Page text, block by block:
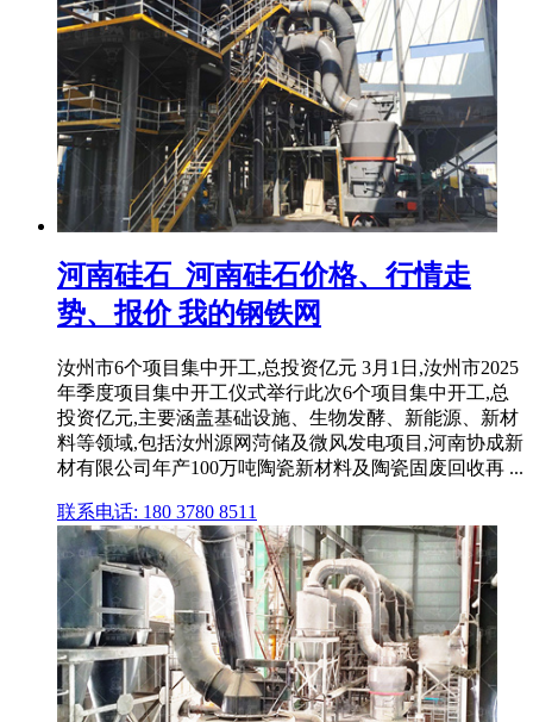
河南硅石_河南硅石价格、行情走
势、报价 我的钢铁网
汝州市6个项目集中开工,总投资亿元 3月1日,汝州市2025
年季度项目集中开工仪式举行此次6个项目集中开工,总
投资亿元,主要涵盖基础设施、生物发酵、新能源、新材
料等领域,包括汝州源网菏储及微风发电项目,河南协成新
材有限公司年产100万吨陶瓷新材料及陶瓷固废回收再 ...
联系电话: 180 3780 8511